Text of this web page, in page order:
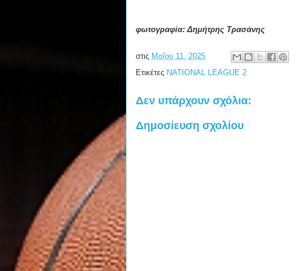
φωτογραφία: Δημήτρης Τρασάνης
στις Μαΐου 11, 2025
Ετικέτες NATIONAL LEAGUE 2
Δεν υπάρχουν σχόλια:
Δημοσίευση σχολίου